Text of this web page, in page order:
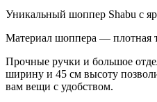
Уникальный шоппер Shabu с
Материал шоппера — плотная
Прочные ручки и большое
ширину и 45 см высоту
вам вещи с удобством.